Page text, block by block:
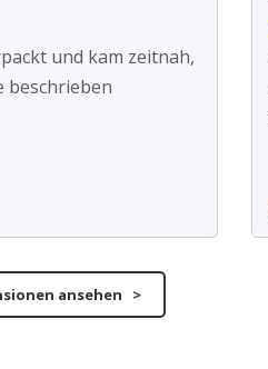
und kam zeitnah,
beschrieben
ansehen >